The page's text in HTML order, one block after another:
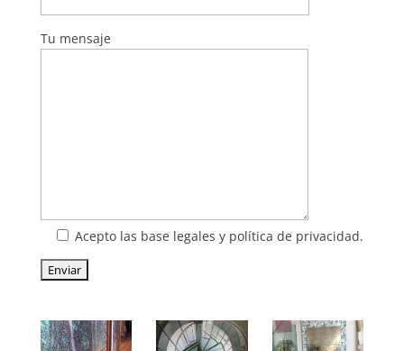
Tu mensaje
Acepto las base legales y política de privacidad.